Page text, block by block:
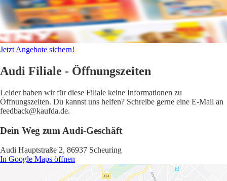
Jetzt Angebote sichern!
Audi Filiale - Öffnungszeiten
Leider haben wir für diese Filiale keine Informationen zu
Öffnungszeiten. Du kannst uns helfen? Schreibe gerne eine E-Mail an
feedback@kaufda.de.
Dein Weg zum Audi-Geschäft
Audi Hauptstraße 2, 86937 Scheuring
In Google Maps öffnen